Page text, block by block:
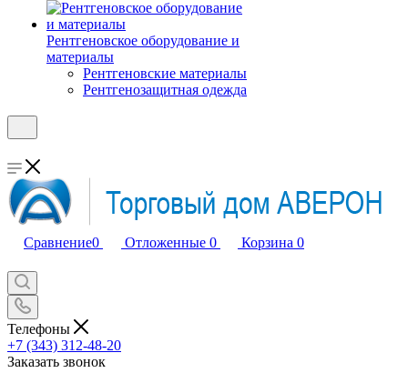
Рентгеновское оборудование и
материалы
Рентгеновские материалы
Рентгенозащитная одежда
Сравнение0 Отложенные 0 Корзина 0
Телефоны
+7 (343) 312-48-20
Заказать звонок